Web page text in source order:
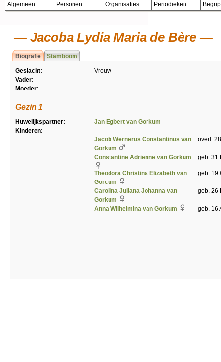
Algemeen Personen Organisaties Periodieken
Jacoba Lydia Maria de Bère
Biografie Stamboom
Geslacht:
Vrouw
Vader:
Moeder:
Gezin 1
Huwelijkspartner:
Jan Egbert van Gorkum
Kinderen:
Jacob Wernerus Constantinus van
Gorkum
overl.
Constantine Adriënne van Gorkum geb. 31
Theodora Christina Elizabeth van
Gorcum
geb. 19
Carolina Juliana Johanna van
Gorkum
geb. 26
Anna Wilhelmina van Gorkum geb. 16